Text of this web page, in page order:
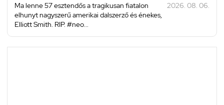
Ma lenne 57 esztendős a tragikusan fiatalon
elhunyt nagyszerű amerikai dalszerző és énekes,
Elliott Smith. RIP. #neo...
2026. 08. 06.